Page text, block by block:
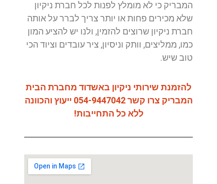
המבריק כי לא מומלץ לפנות לכל חברת ניקיון
שלא מכירים פחות או יותר צריך לברר על אותה
חברת ניקיון שרוצים להזמין, ולנו יש להציע המון
כמו, ממליצים, וותק וניסיון, ציר עובדים וציוד הכי
טוב שיש.
להזמנת שירותי ניקיון באשדוד מחברת הבית
המבריק צרו קשר 054-9447042 ייעוץ והכוונה
ללא כל התחייבות!